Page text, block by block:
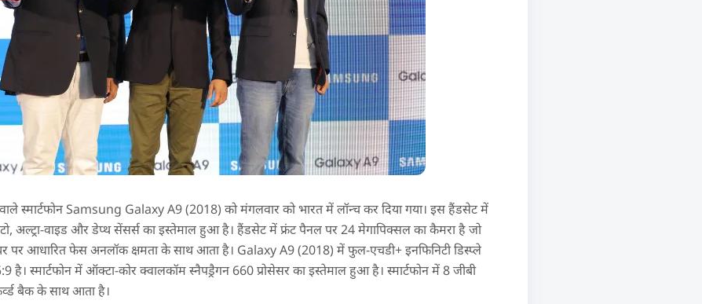
स्मार्टफोन Samsung Galaxy A9 (2018) को मंगलवार को भारत में लॉन्च कर दिया गया। इस हैंडसेट में
अल्ट्रा-वाइड और डेप्थ सेंसर्स का इस्तेमाल हुआ है। हैंडसेट में फ्रंट पैनल पर 24 मेगापिक्सल का कैमरा है जो
पर आधारित फेस अनलॉक क्षमता के साथ आता है। Galaxy A9 (2018) में फुल-एचडी+ इनफिनिटी डिस्प्ले
है। स्मार्टफोन में ऑक्टा-कोर क्वालकॉम स्नैपड्रैगन 660 प्रोसेसर का इस्तेमाल हुआ है। स्मार्टफोन में 8 जीबी
बैक के साथ आता है।